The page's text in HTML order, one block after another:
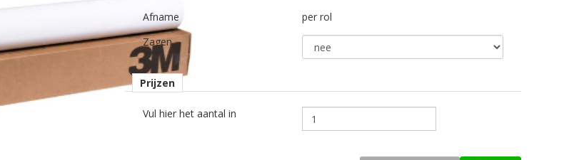
Afname
per rol
Zagen
Prijzen
Vul hier het aantal in